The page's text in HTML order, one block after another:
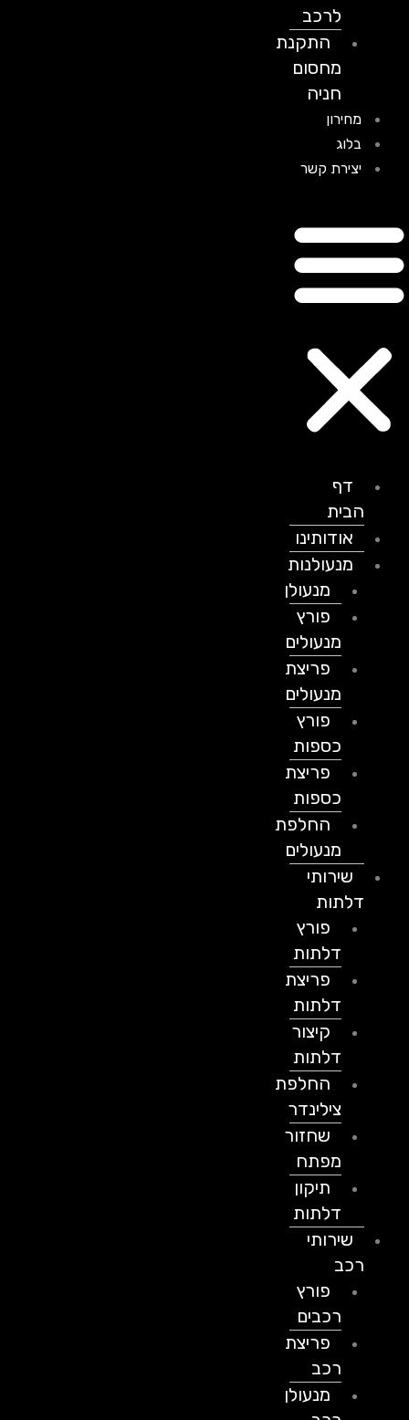
לרכב
התקנת
מחסום
חניה
מחירון
בלוג
יצירת קשר
דף
הבית
אודותינו
מנעולנות
מנעולן
פורץ
מנעולים
פריצת
מנעולים
פורץ
כספות
פריצת
כספות
החלפת
מנעולים
שירותי
דלתות
פורץ
דלתות
פריצת
דלתות
קיצור
דלתות
החלפת
צילינדר
שחזור
מפתח
תיקון
דלתות
שירותי
פורץ
רכבים
פריצת
מנעולן